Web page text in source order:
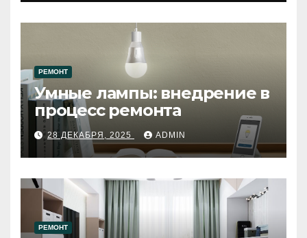
РЕМОНТ
Умные лампы: внедрение в
процесс ремонта
28 ДЕКАБРЯ, 2025 ADMIN
РЕМОНТ